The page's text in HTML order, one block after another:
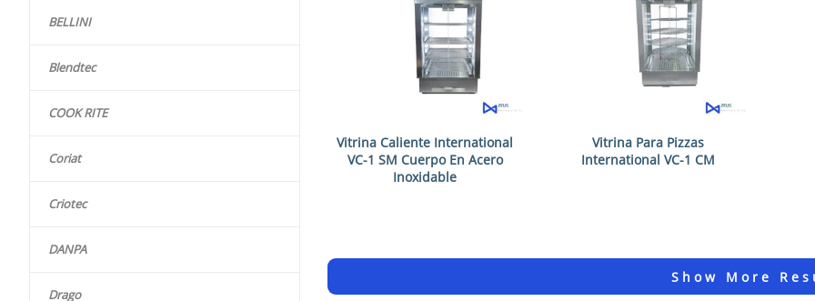
BELLINI
Blendtec
COOK RITE
Coriat
Criotec
DANPA
Drago
Vitrina Caliente International
VC-1 SM Cuerpo En Acero
Inoxidable
Vitrina Para Pizzas
International VC-1 CM